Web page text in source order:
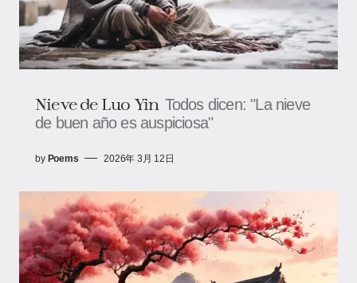
Nieve de Luo Yin Todos dicen: "La nieve
de buen año es auspiciosa"
by Poems 2026年 3月 12日